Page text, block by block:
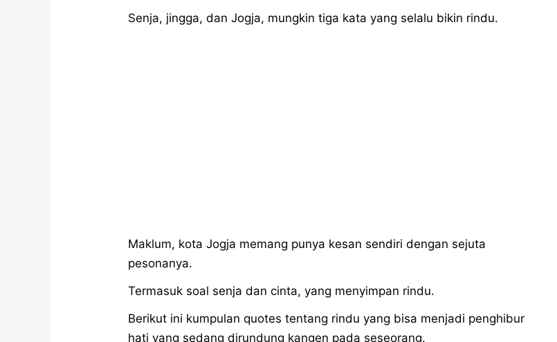
Senja, jingga, dan Jogja, mungkin tiga kata yang selalu bikin rindu.
Maklum, kota Jogja memang punya kesan sendiri dengan sejuta
pesonanya.
Termasuk soal senja dan cinta, yang menyimpan rindu.
Berikut ini kumpulan quotes tentang rindu yang bisa menjadi penghibur
hati yang sedang dirundung kangen pada seseorang.